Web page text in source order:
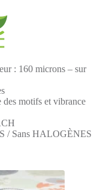
: 160 microns – sur
des motifs et vibrance
/ Sans HALOGÈNES